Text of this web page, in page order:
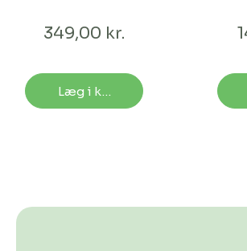
349,00 kr.
Læg i kurv